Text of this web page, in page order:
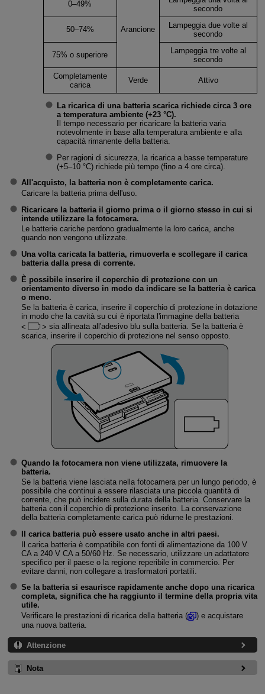
0–49%
Arancione
secondo
50–74%
Lampeggia due volte al
secondo
75% o superiore
Lampeggia tre volte al
secondo
Completamente
carica
Verde Attivo
La ricarica di una batteria scarica richiede circa 3 ore
a temperatura ambiente (+23 °C).
Il tempo necessario per ricaricare la batteria varia
notevolmente in base alla temperatura ambiente e alla
capacità rimanente della batteria.
Per ragioni di sicurezza, la ricarica a basse temperature
(+5–10 °C) richiede più tempo (fino a 4 ore circa).
All'acquisto, la batteria non è completamente carica.
Caricare la batteria prima dell'uso.
Ricaricare la batteria il giorno prima o il giorno stesso in cui si
intende utilizzare la fotocamera.
Le batterie cariche perdono gradualmente la loro carica, anche
quando non vengono utilizzate.
Una volta caricata la batteria, rimuoverla e scollegare il carica
batteria dalla presa di corrente.
È possibile inserire il coperchio di protezione con un
orientamento diverso in modo da indicare se la batteria è carica
o meno.
Se la batteria è carica, inserire il coperchio di protezione in dotazione
in modo che la cavità su cui è riportata l'immagine della batteria
sia allineata all'adesivo blu sulla batteria. Se la batteria è
scarica, inserire il coperchio di protezione nel senso opposto.
Quando la fotocamera non viene utilizzata, rimuovere la
batteria.
Se la batteria viene lasciata nella fotocamera per un lungo periodo, è
possibile che continui a essere rilasciata una piccola quantità di
corrente, che può incidere sulla durata della batteria. Conservare la
batteria con il coperchio di protezione inserito. La conservazione
della batteria completamente carica può ridurne le prestazioni.
Il carica batteria può essere usato anche in altri paesi.
Il carica batteria è compatibile con fonti di alimentazione da 100 V
CA a 240 V CA a 50/60 Hz. Se necessario, utilizzare un adattatore
specifico per il paese o la regione reperibile in commercio. Per
evitare danni, non collegare a trasformatori portatili.
Se la batteria si esaurisce rapidamente anche dopo una ricarica
completa, significa che ha raggiunto il termine della propria vita
utile.
Verificare le prestazioni di ricarica della batteria (
) e acquistare
una nuova batteria.
Attenzione
Nota